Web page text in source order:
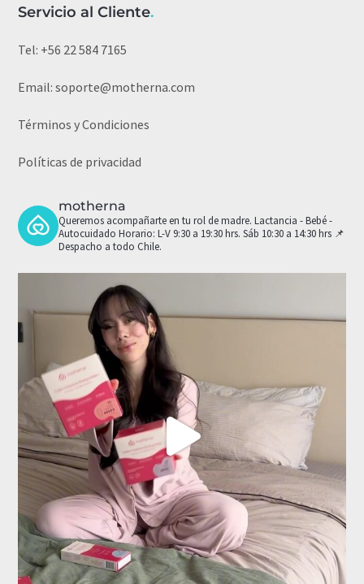
Servicio al Cliente.
Tel: +56 22 584 7165
Email:soporte@motherna.com
Términos y Condiciones
Políticas de privacidad
motherna
Queremos acompañarte en tu rol de madre. Lactancia - Bebé -
Autocuidado Horario: L-V 9:30 a 19:30 hrs. Sáb 10:30 a 14:30 hrs 📌
Despacho a todo Chile.